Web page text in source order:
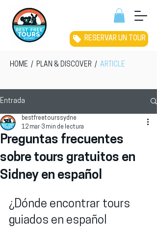
RESERVAR UN TOUR
HOME / PLAN & DISCOVER / ARTICLE
Entrada
Preguntas frecuentes
sobre tours gratuitos en
Sidney en español
bestfreetourssydne
12 mar 3 min de lectura
¿Dónde encontrar tours
guiados en español